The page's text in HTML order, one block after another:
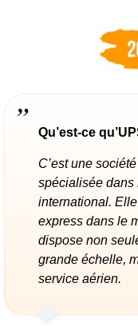
Qu’est-ce
C’est une
spécialisée dans
international.
express dans le
dispose non
grande échelle,
service aérien.